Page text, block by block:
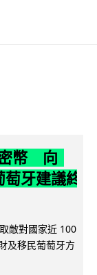
密幣 向
牙建議終
敵對國家近 100
及移民葡萄牙方